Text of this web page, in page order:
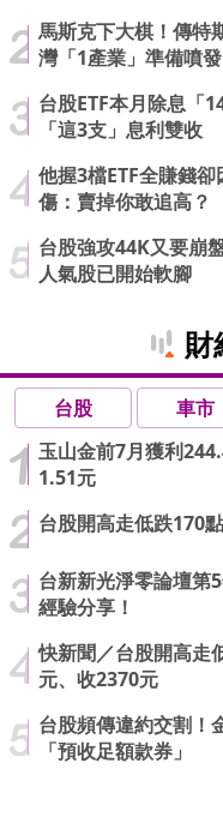
馬斯克下大棋！傳
灣「1產業」準備噴發
台股ETF本月除息「
「這3支」息利雙收
他握3檔ETF全賺錢
傷：賣掉你敢追高？
台股強攻44K又要崩
人氣股已開始軟腳
財
台股 車市
玉山金前7月獲利
1.51元
台股開高走低跌170
台新新光淨零論壇
經驗分享！
快新聞／台股開高
元、收2370元
台股頻傳違約交割
「預收足額款券」